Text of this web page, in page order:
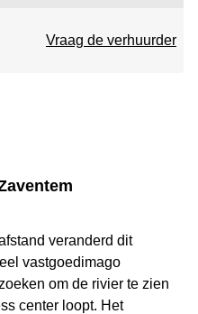
Vraag de verhuurder
veranderd dit
vastgoedimago
om de rivier te zien
center loopt. Het